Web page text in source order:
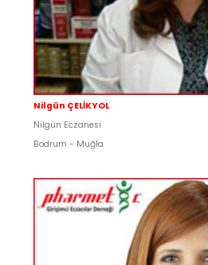
Nilgün ÇELİKYOL
Nilgün Eczanesi
Bodrum - Muğla